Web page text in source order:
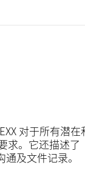
对于所有潜在
求。它还描述了
及文件记录。